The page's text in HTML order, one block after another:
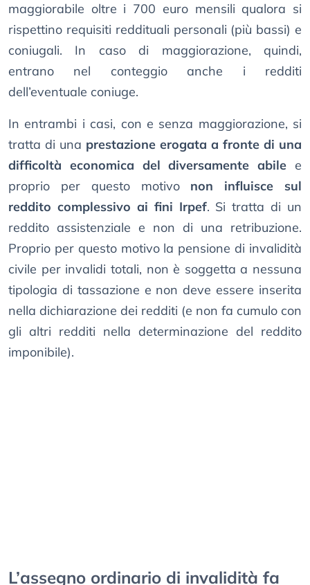
maggiorabile oltre i 700 euro mensili qualora si
rispettino requisiti reddituali personali (più bassi) e
coniugali. In caso di maggiorazione, quindi,
entrano nel conteggio anche i redditi
dell’eventuale coniuge.
In entrambi i casi, con e senza maggiorazione, si
tratta di una prestazione erogata a fronte di una
difficoltà economica del diversamente abile e
proprio per questo motivo non influisce sul
reddito complessivo ai fini Irpef. Si tratta di un
reddito assistenziale e non di una retribuzione.
Proprio per questo motivo la pensione di invalidità
civile per invalidi totali, non è soggetta a nessuna
tipologia di tassazione e non deve essere inserita
nella dichiarazione dei redditi (e non fa cumulo con
gli altri redditi nella determinazione del reddito
imponibile).
L’assegno ordinario di invalidità fa